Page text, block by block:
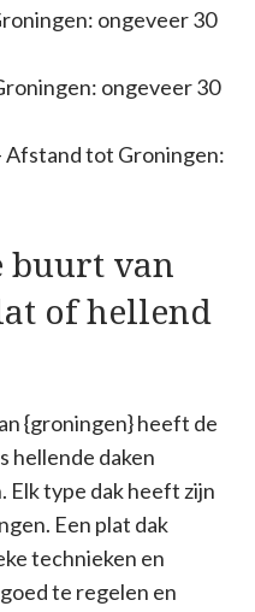
ongeveer 30
ongeveer 30
tot Groningen:
buurt van
of hellend
{groningen} heeft de
hellende daken
Elk type dak heeft zijn
Een plat dak
technieken en
te regelen en